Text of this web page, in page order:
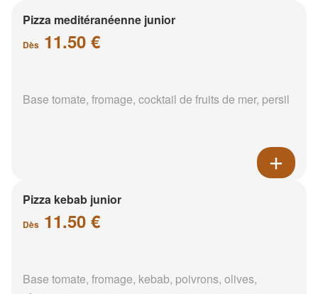
Pizza meditéranéenne junior
Dès 11.50 €
Base tomate, fromage, cocktail de fruits de mer, persil
Pizza kebab junior
Dès 11.50 €
Base tomate, fromage, kebab, poivrons, olives,